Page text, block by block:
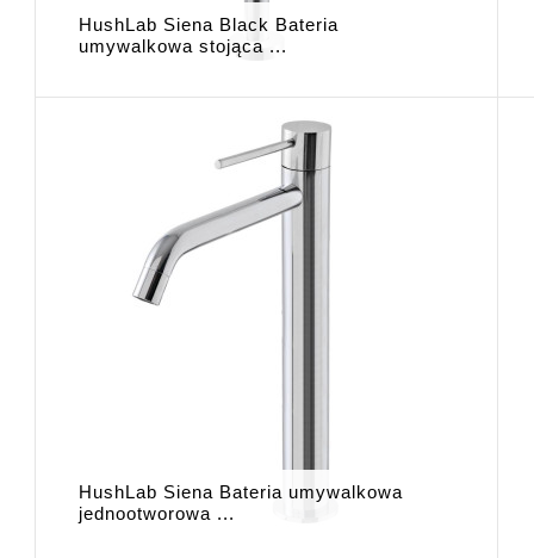
HushLab Siena Black Bateria
umywalkowa stojąca ...
HushLab Siena Bateria umywalkowa
jednootworowa ...